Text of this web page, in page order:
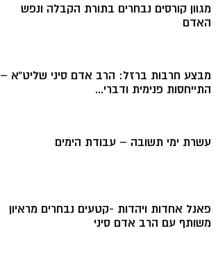
מגוון קורסים נבחרים בתורת הקבלה ונפש
האדם
מבצע חרבות ברזל: הרב אדם סיני שליט”א –
התייחסות פנימית ודברי...
עשרת ימי תשובה – עבודת הימים
פאנל אחדות ויהדות -קטעים נבחרים מראיון
משותף עם הרב אדם סיני